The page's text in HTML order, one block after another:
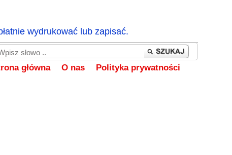
wydrukować lub zapisać.
główna O nas Polityka prywatności